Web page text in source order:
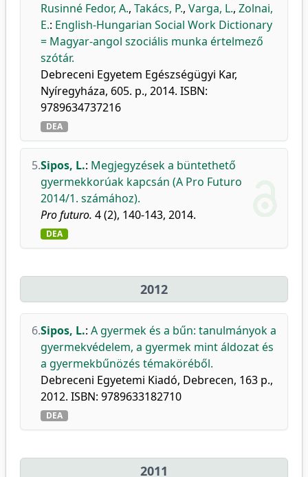
Rusinné Fedor, A., Takács, P., Varga, L., Zolnai,
E.: English-Hungarian Social Work Dictionary
= Magyar-angol szociális munka értelmező
szótár.
Debreceni Egyetem Egészségügyi Kar,
Nyíregyháza, 605. p., 2014. ISBN:
9789634737216
DEA
5.Sipos, L.: Megjegyzések a büntethető
gyermekkorúak kapcsán (A Pro Futuro
2014/1. számához).
Pro futuro. 4 (2), 140-143, 2014.
DEA
2012
6.Sipos, L.: A gyermek és a bűn: tanulmányok a
gyermekvédelem, a gyermek mint áldozat és
a gyermekbűnözés témaköréből.
Debreceni Egyetemi Kiadó, Debrecen, 163 p.,
2012. ISBN: 9789633182710
DEA
2011